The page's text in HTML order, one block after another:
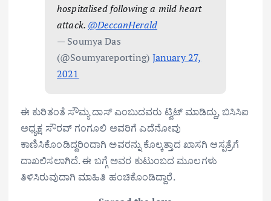
hospitalised following a mild heart
attack. @DeccanHerald
— Soumya Das
(@Soumyareporting) January 27,
2021
ಈ ಕುರಿತಂತೆ ಸೌಮ್ಯ ದಾಸ್ ಎಂಬುದವರು ಟ್ವಿಟ್ ಮಾಡಿದ್ದು, ಬಿಸಿಸಿಐ
ಅಧ್ಯಕ್ಷ ಸೌರವ್ ಗಂಗೂಲಿ ಅವರಿಗೆ ಎದೆನೋವು
ಕಾಣಿಸಿಕೊಂಡಿದ್ದರಿಂದಾಗಿ ಅವರನ್ನು ಕೊಲ್ಕತ್ತಾದ ಖಾಸಗಿ ಆಸ್ಪತ್ರೆಗೆ
ದಾಖಲಿಸಲಾಗಿದೆ. ಈ ಬಗ್ಗೆ ಅವರ ಕುಟುಂಬದ ಮೂಲಗಳು
ತಿಳಿಸಿರುವುದಾಗಿ ಮಾಹಿತಿ ಹಂಚಿಕೊಂಡಿದ್ದಾರೆ.